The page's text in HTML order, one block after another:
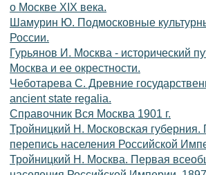
о Москве ХIХ века.
Шамурин Ю. Подмосковные
России.
Гурьянов И. Москва - исторический
Москва и ее окрестности.
Чеботарева С. Древние
ancient state regalia.
Справочник Вся Москва 1901 г.
Тройницкий Н. Московская
перепись населения Российской
Тройницкий Н. Москва. Первая